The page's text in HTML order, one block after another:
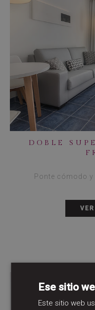
DOBLE
Ponte cómodo y
Ese sitio
Este sitio web